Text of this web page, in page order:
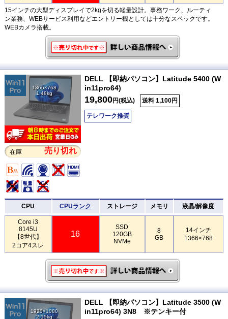
15インチの大型ディスプレイで2kgを切る軽量設計。事務ワーク、ルーティ
ン業務、WEBサービス利用などエントリー機としては十分なスペックです。
WEBカメラ搭載。
1366×768
1.48kg
在庫 売り切れ
DELL 【即納パソコン】Latitude 5400 (W
in11pro64)
19,800円(税込) 送料 1,100円
テレワーク推奨
CPU CPUランク ストレージ メモリ 液晶/解像度
Core i3
8145U
【8世代】
2コア4スレ
16
SSD
120GB
NVMe
8
GB
14インチ
1366×768
1920×1080
2.15kg
DELL 【即納パソコン】Latitude 3500 (W
in11pro64) 3N8 ※テンキー付